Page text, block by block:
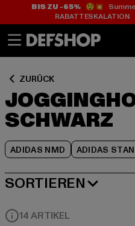
BIS ZU -65%😲💥
ZURÜCK
SCHWARZ
ADIDAS NMD ADIDAS
SORTIEREN
BELIEBTESTE
14 ARTIKEL